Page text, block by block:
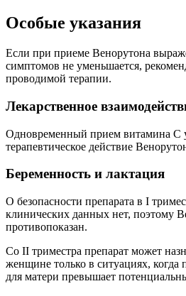
Особые указания
Если при приеме Венорутона
симптомов не уменьшается,
проводимой терапии.
Лекарственное
Одновременный прием витамина С
терапевтическое действие
Беременность и лактация
О безопасности препарата в I
клинических данных нет, поэтому
противопоказан.
Со II триместра препарат может
женщине только в ситуациях, когда
для матери превышает